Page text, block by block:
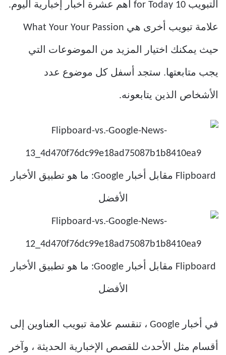
التبويب 10 for Today أهم عشرة أخبار إخبارية اليوم.
علامة تبويب أخرى هي What Your Your Passion
حيث يمكنك اختيار المزيد من الموضوعات التي
يجب متابعتها. ستجد أسفل كل موضوع عدد
الأشخاص الذين يتابعونه.
في أخبار Google ، تنقسم علامة تبويب العناوين إلى
أقسام مثل الأحدث للقصص الإخبارية الحديثة ، وآخر